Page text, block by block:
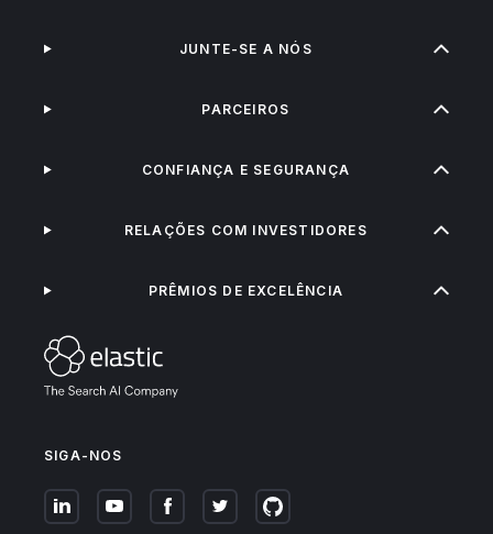
SIGA-NOS
JUNTE-SE A NÓS
PARCEIROS
CONFIANÇA E SEGURANÇA
RELAÇÕES COM INVESTIDORES
PRÊMIOS DE EXCELÊNCIA